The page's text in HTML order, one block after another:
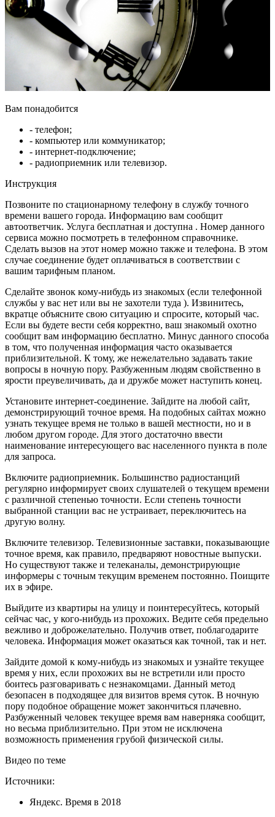
Вам понадобится
- телефон;
- компьютер или коммуникатор;
- интернет-подключение;
- радиоприемник или телевизор.
Инструкция
Позвоните по стационарному телефону в службу точного
времени вашего города. Информацию вам сообщит
автоответчик. Услуга бесплатная и доступна . Номер данного
сервиса можно посмотреть в телефонном справочнике.
Сделать вызов на этот номер можно также и телефона. В этом
случае соединение будет оплачиваться в соответствии с
вашим тарифным планом.
Сделайте звонок кому-нибудь из знакомых (если телефонной
службы у вас нет или вы не захотели туда ). Извинитесь,
вкратце объясните свою ситуацию и спросите, который час.
Если вы будете вести себя корректно, ваш знакомый охотно
сообщит вам информацию бесплатно. Минус данного способа
в том, что полученная информация часто оказывается
приблизительной. К тому, же нежелательно задавать такие
вопросы в ночную пору. Разбуженным людям свойственно в
ярости преувеличивать, да и дружбе может наступить конец.
Установите интернет-соединение. Зайдите на любой сайт,
демонстрирующий точное время. На подобных сайтах можно
узнать текущее время не только в вашей местности, но и в
любом другом городе. Для этого достаточно ввести
наименование интересующего вас населенного пункта в поле
для запроса.
Включите радиоприемник. Большинство радиостанций
регулярно информирует своих слушателей о текущем времени
с различной степенью точности. Если степень точности
выбранной станции вас не устраивает, переключитесь на
другую волну.
Включите телевизор. Телевизионные заставки, показывающие
точное время, как правило, предваряют новостные выпуски.
Но существуют также и телеканалы, демонстрирующие
информеры с точным текущим временем постоянно. Поищите
их в эфире.
Выйдите из квартиры на улицу и поинтересуйтесь, который
сейчас час, у кого-нибудь из прохожих. Ведите себя предельно
вежливо и доброжелательно. Получив ответ, поблагодарите
человека. Информация может оказаться как точной, так и нет.
Зайдите домой к кому-нибудь из знакомых и узнайте текущее
время у них, если прохожих вы не встретили или просто
боитесь разговаривать с незнакомцами. Данный метод
безопасен в подходящее для визитов время суток. В ночную
пору подобное обращение может закончиться плачевно.
Разбуженный человек текущее время вам наверняка сообщит,
но весьма приблизительно. При этом не исключена
возможность применения грубой физической силы.
Видео по теме
Источники:
Яндекс. Время в 2018